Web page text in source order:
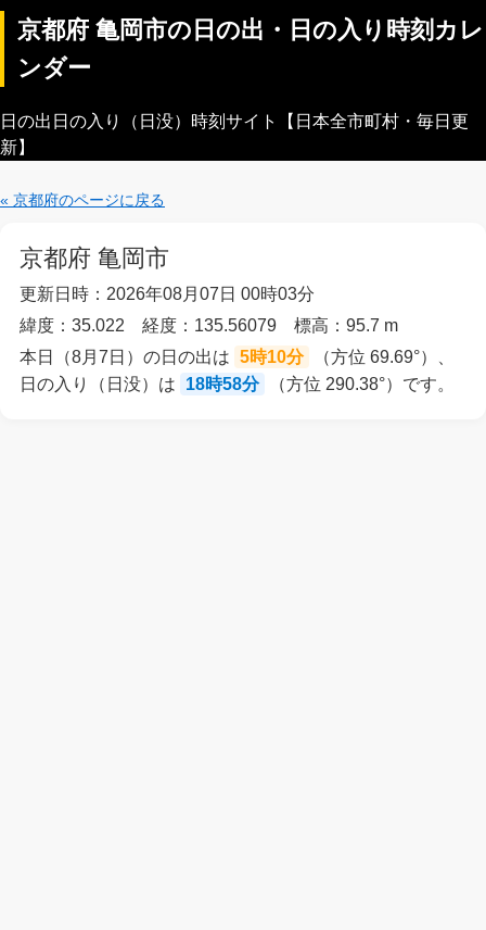
京都府 亀岡市の日の出・日の入り時刻カレ
ンダー
日の出日の入り（日没）時刻サイト【日本全市町村・毎日更
新】
« 京都府のページに戻る
京都府 亀岡市
更新日時：2026年08月07日 00時03分
緯度：35.022 経度：135.56079 標高：95.7 m
本日（8月7日）の日の出は 5時10分
（方位 69.69°）、
日の入り（日没）は
18時58分 （方位 290.38°）です。